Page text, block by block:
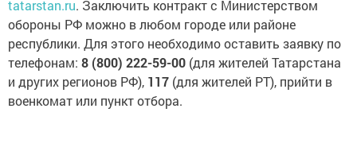
tatarstan.ru. Заключить контракт с Министерством
обороны РФ можно в любом городе или районе
республики. Для этого необходимо оставить заявку по
телефонам: 8 (800) 222-59-00 (для жителей Татарстана
и других регионов РФ), 117 (для жителей РТ), прийти в
военкомат или пункт отбора.